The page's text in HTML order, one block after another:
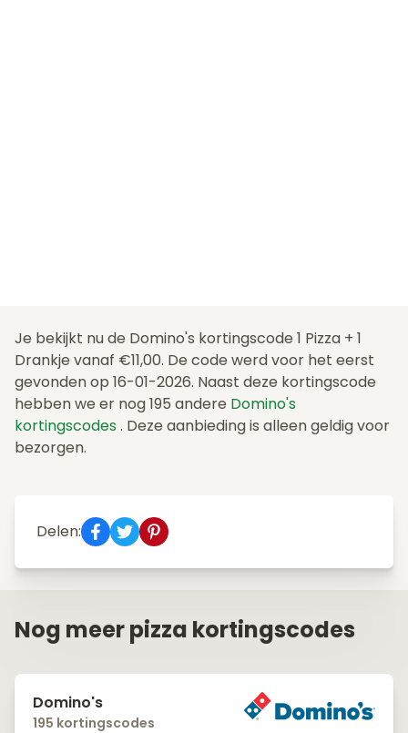
Je bekijkt nu de Domino's kortingscode 1 Pizza + 1
Drankje vanaf €11,00. De code werd voor het eerst
gevonden op 16-01-2026. Naast deze kortingscode
hebben we er nog 195 andere Domino's
kortingscodes . Deze aanbieding is alleen geldig voor
bezorgen.
Delen:
Nog meer pizza kortingscodes
Domino's
195 kortingscodes